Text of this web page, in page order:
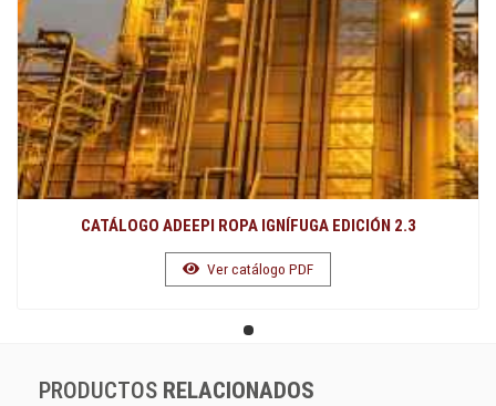
CATÁLOGO ADEEPI ROPA IGNÍFUGA EDICIÓN 2.3
Ver catálogo PDF
PRODUCTOS RELACIONADOS